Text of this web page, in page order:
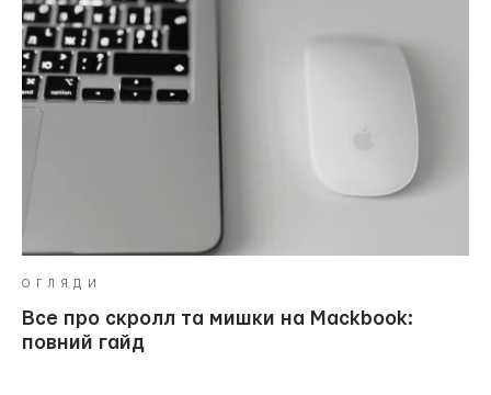
ОГЛЯДИ
Все про скролл та мишки на Mackbook:
повний гайд